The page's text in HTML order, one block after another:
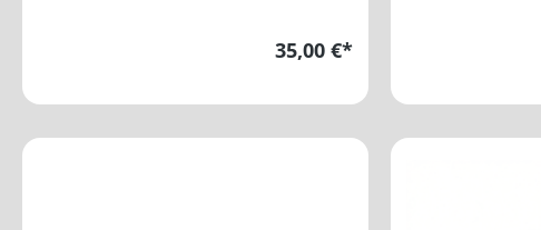
35,00 €*